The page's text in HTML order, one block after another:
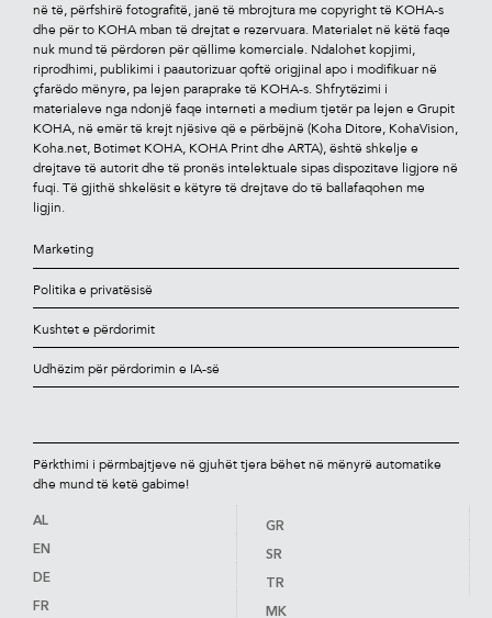
në të, përfshirë fotograﬁtë, janë të mbrojtura me copyright të KOHA-s
dhe për to KOHA mban të drejtat e rezervuara. Materialet në këtë faqe
nuk mund të përdoren për qëllime komerciale. Ndalohet kopjimi,
riprodhimi, publikimi i paautorizuar qoftë origjinal apo i modiﬁkuar në
çfarëdo mënyre, pa lejen paraprake të KOHA-s. Shfrytëzimi i
materialeve nga ndonjë faqe interneti a medium tjetër pa lejen e Grupit
KOHA, në emër të krejt njësive që e përbëjnë (Koha Ditore, KohaVision,
Koha.net, Botimet KOHA, KOHA Print dhe ARTA), është shkelje e
drejtave të autorit dhe të pronës intelektuale sipas dispozitave ligjore në
fuqi. Të gjithë shkelësit e këtyre të drejtave do të ballafaqohen me
ligjin.
Marketing
Politika e privatësisë
Kushtet e përdorimit
Udhëzim për përdorimin e IA-së
Përkthimi i përmbajtjeve në gjuhët tjera bëhet në mënyrë automatike
dhe mund të ketë gabime!
AL
EN
DE
FR
GR
SR
TR
MK